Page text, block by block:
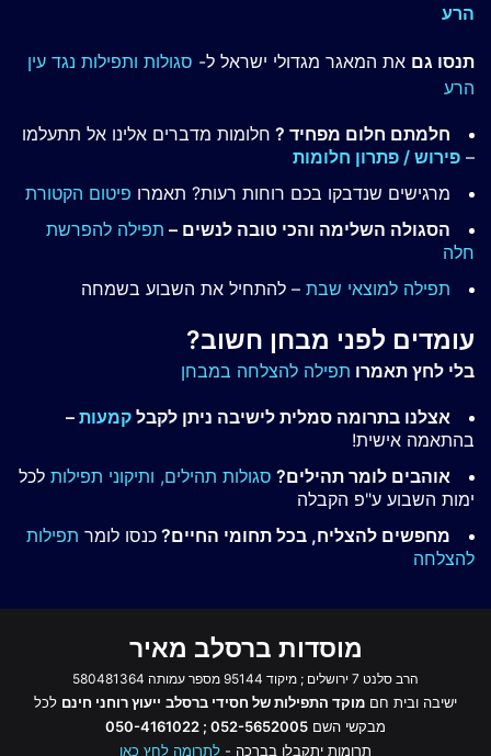
הרע
תנסו גם את המאגר מגדולי ישראל ל- סגולות ותפילות נגד עין
הרע
חלמתם חלום מפחיד ? חלומות מדברים אלינו אל תתעלמו
– פירוש / פתרון חלומות
מרגישים שנדבקו בכם רוחות רעות? תאמרו פיטום הקטורת
הסגולה השלימה והכי טובה לנשים – תפילה להפרשת
חלה
תפילה למוצאי שבת – להתחיל את השבוע בשמחה
עומדים לפני מבחן חשוב?
בלי לחץ תאמרו תפילה להצלחה במבחן
אצלנו בתרומה סמלית לישיבה ניתן לקבל קמעות –
בהתאמה אישית!
אוהבים לומר תהילים? סגולות תהילים, ותיקוני תפילות לכל
ימות השבוע ע"פ הקבלה
מחפשים להצליח, בכל תחומי החיים? כנסו לומר תפילות
להצלחה
מוסדות ברסלב מאיר
הרב סלנט 7 ירושלים ; מיקוד 95144 מספר עמותה 580481364
ישיבה ובית חם מוקד התפילות של חסידי ברסלב ייעוץ רוחני חינם לכל
מבקשי השם 052-5652005 ; 050-4161022
תרומות יתקבלו בברכה - לתרומה לחץ כאן